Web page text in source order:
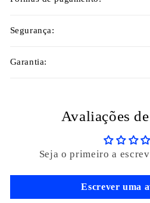
e
d
r
v
Segurança:
Garantia:
Avaliações
Seja o primeiro a
Escrever uma